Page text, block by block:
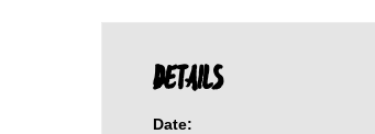
DETAILS
Date: